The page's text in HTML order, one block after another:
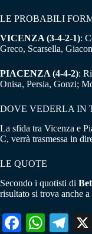
LE PROBABILI
VICENZA (3-4-2-1):
Greco, Scarsella,
PIACENZA (4-4-2):
Onisa, Persia, Gonzi;
DOVE VEDERLA IN
La sfida tra Vicenza e
C, verrà trasmessa in
LE QUOTE
Secondo i quotisti di
risultato si trova anche
Fa W
Te